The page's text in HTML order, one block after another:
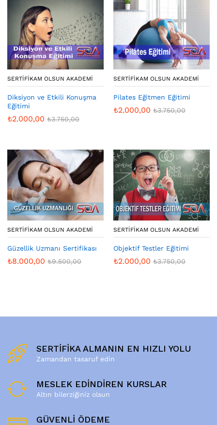
SERTIFIKAM OLSUN AKADEMI
Diksiyon ve Etkili Konuşma
Eğitimi
₺2.000,00 ₺3.750,00
SERTIFIKAM OLSUN AKADEMI
Pilates Eğitmen Eğitimi
₺2.000,00 ₺3.750,00
SERTIFIKAM OLSUN AKADEMI
Güzellik Uzmanı Sertifikası
₺8.000,00 ₺9.500,00
SERTIFIKAM OLSUN AKADEMI
Objektif Testler Eğitimi
₺2.000,00 ₺3.750,00
SERTİFİKA ALMANIN EN HIZLI YOLU
Zamandan tasaruf edin
MESLEK EDİNDİREN KURSLAR
Altın bilerziğiniz olsun
GÜVENLİ ÖDEME